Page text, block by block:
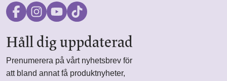
Håll dig uppdaterad
Prenumerera på vårt nyhetsbrev för
att bland annat få produktnyheter,